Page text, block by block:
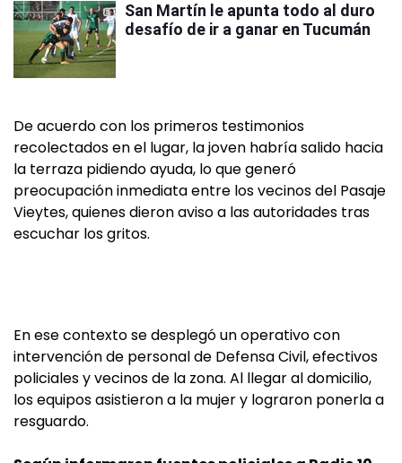
San Martín le apunta todo al duro
desafío de ir a ganar en Tucumán
De acuerdo con los primeros testimonios
recolectados en el lugar, la joven habría salido hacia
la terraza pidiendo ayuda, lo que generó
preocupación inmediata entre los vecinos del Pasaje
Vieytes, quienes dieron aviso a las autoridades tras
escuchar los gritos.
En ese contexto se desplegó un operativo con
intervención de personal de Defensa Civil, efectivos
policiales y vecinos de la zona. Al llegar al domicilio,
los equipos asistieron a la mujer y lograron ponerla a
resguardo.